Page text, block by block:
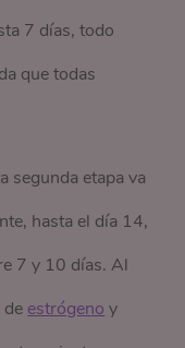
7 días, todo
que todas
segunda etapa va
hasta el día 14,
7 y 10 días. Al
estrógeno y